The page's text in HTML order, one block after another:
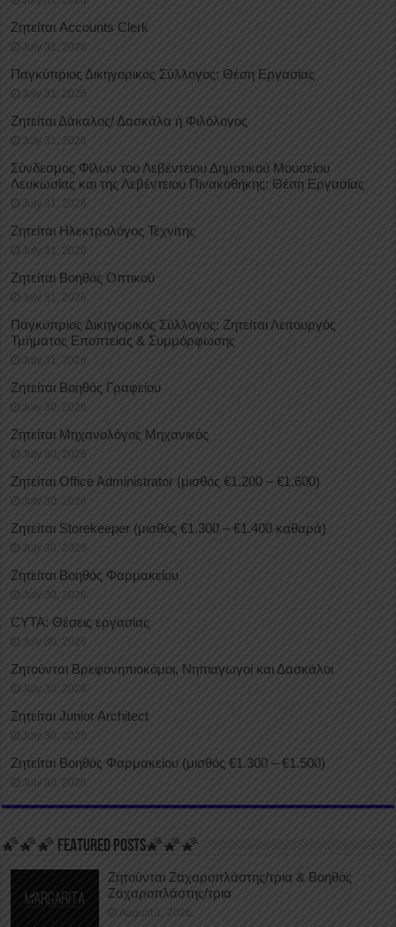
Ζητείται Accounts Clerk
July 31, 2026
Παγκύπριος Δικηγορικός Σύλλογος: Θέση Εργασίας
July 31, 2026
Ζητείται Δάκαλος/ Δασκάλα ή Φιλόλογος
July 31, 2026
Σύνδεσμος Φίλων του Λεβέντειου Δημοτικού Μουσείου
Λευκωσίας και της Λεβέντειου Πινακοθήκης: Θέση Εργασίας
July 31, 2026
Ζητείται Ηλεκτρολόγος Τεχνίτης
July 31, 2026
Ζητείται Βοηθός Οπτικού
July 31, 2026
Παγκύπριος Δικηγορικός Σύλλογος: Ζητείται Λειτουργός
Τμήματος Εποπτείας & Συμμόρφωσης
July 31, 2026
Ζητείται Βοηθός Γραφείου
July 30, 2026
Ζητείται Μηχανολόγος Μηχανικός
July 30, 2026
Ζητείται Office Administrator (μισθός €1.200 – €1.600)
July 30, 2026
Ζητείται Storekeeper (μισθός €1.300 – €1.400 καθαρά)
July 30, 2026
Ζητείται Βοηθός Φαρμακείου
July 30, 2026
CYTA: Θέσεις εργασίας
July 30, 2026
Ζητούνται Βρεφονηπιοκόμοι, Νηπιαγωγοί και Δασκάλοι
July 30, 2026
Ζητείται Junior Architect
July 30, 2026
Ζητείται Βοηθός Φαρμακείου (μισθός €1.300 – €1.500)
July 30, 2026
🌠🌠🌠 FEATURED POSTS🌠🌠🌠
Ζητούνται Ζαχαροπλάστης/τρια & Βοηθός
Ζαχαροπλάστης/τρια
August 1, 2026